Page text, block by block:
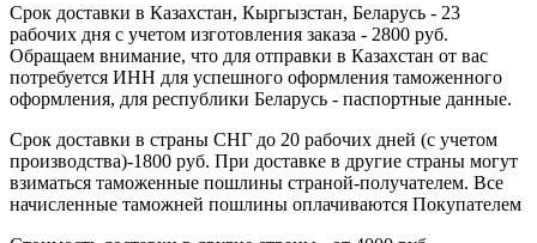
Срок доставки в Казахстан, Кыргызстан, Беларусь - 23
рабочих дня с учетом изготовления заказа - 2800 руб.
Обращаем внимание, что для отправки в Казахстан от вас
потребуется ИНН для успешного оформления таможенного
оформления, для республики Беларусь - паспортные данные.
Срок доставки в страны СНГ до 20 рабочих дней (с учетом
производства)-1800 руб. При доставке в другие страны могут
взиматься таможенные пошлины страной-получателем. Все
начисленные таможней пошлины оплачиваются Покупателем